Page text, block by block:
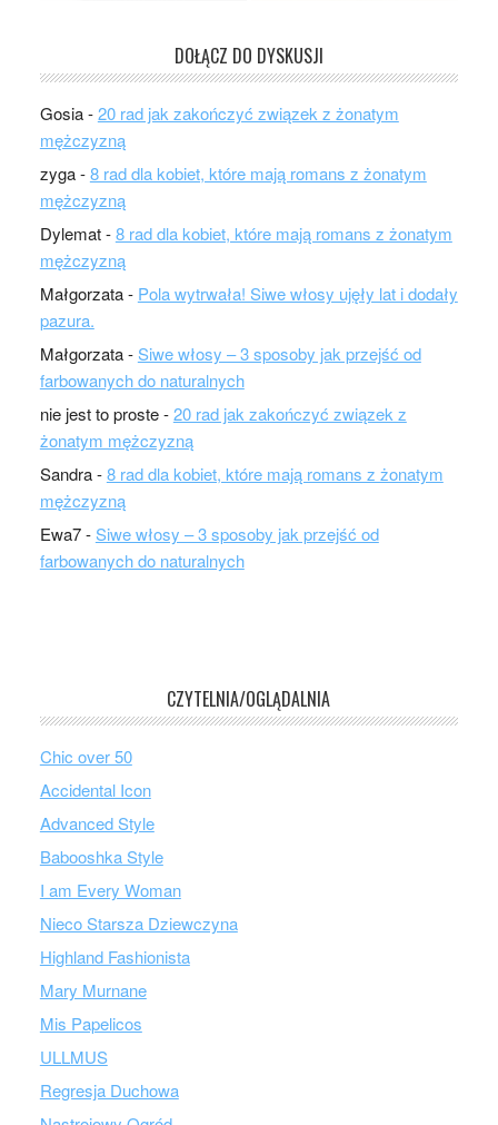
DOŁĄCZ DO DYSKUSJI
Gosia-20 rad jak zakończyć związek z żonatym
mężczyzną
zyga-8 rad dla kobiet, które mają romans z żonatym
mężczyzną
Dylemat-8 rad dla kobiet, które mają romans z żonatym
mężczyzną
Małgorzata- Pola wytrwała! Siwe włosy ujęły lat i dodały
pazura.
Małgorzata-Siwe włosy – 3 sposoby jak przejść od
farbowanych do naturalnych
nie jest to proste-20 rad jak zakończyć związek z
żonatym mężczyzną
Sandra-8 rad dla kobiet, które mają romans z żonatym
mężczyzną
Ewa7-Siwe włosy – 3 sposoby jak przejść od
farbowanych do naturalnych
CZYTELNIA/OGLĄDALNIA
Chic over 50
Accidental Icon
Advanced Style
Babooshka Style
I am Every Woman
Nieco Starsza Dziewczyna
Highland Fashionista
Mary Murnane
Mis Papelicos
ULLMUS
Regresja Duchowa